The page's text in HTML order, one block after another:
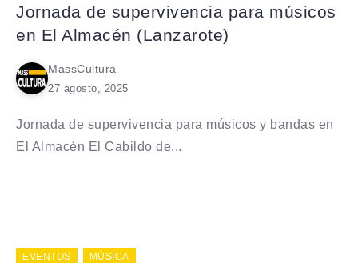
Jornada de supervivencia para músicos
en El Almacén (Lanzarote)
MassCultura
27 agosto, 2025
Jornada de supervivencia para músicos y bandas en
El Almacén El Cabildo de...
EVENTOS MÚSICA